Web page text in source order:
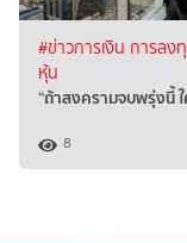
#ข่าวการเงิน การลง
หุ้น
“ถ้าสงครามจบพรุ่งนี้
8